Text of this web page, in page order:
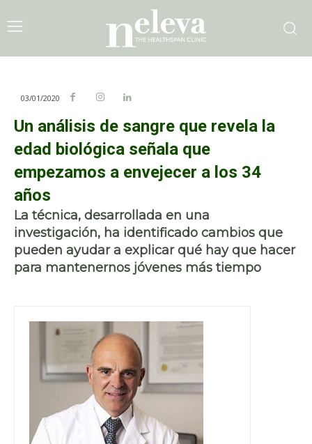
03/01/2020
Un análisis de sangre que revela la
edad biológica señala que
empezamos a envejecer a los 34
años
La técnica, desarrollada en una
investigación, ha identificado cambios que
pueden ayudar a explicar qué hay que hacer
para mantenernos jóvenes más tiempo